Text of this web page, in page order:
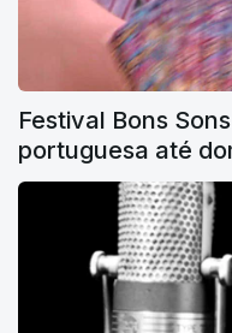
Festival Bons
portuguesa até